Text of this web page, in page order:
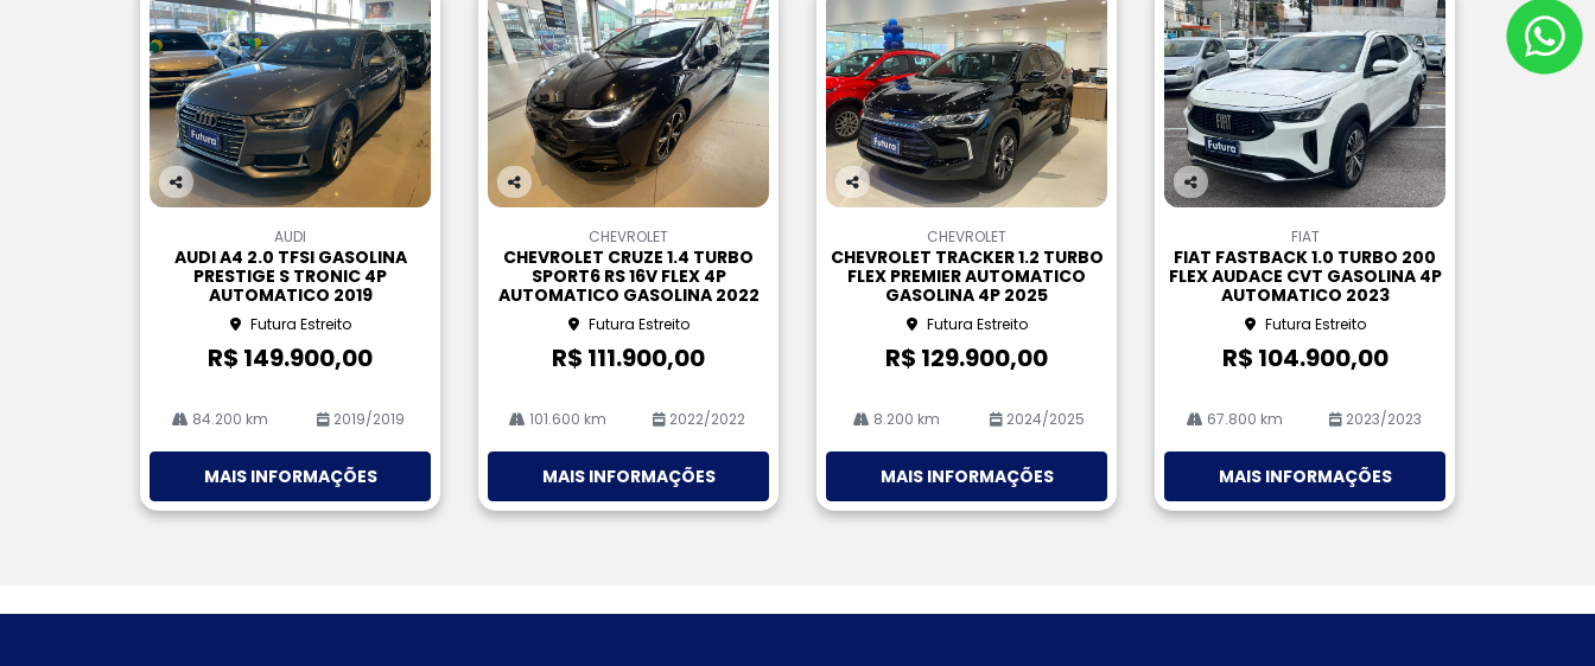
Co
rtil
AUDI
AUDI A4 2.0 TFSI GASOLINA
PRESTIGE S TRONIC 4P
AUTOMATICO 2019
Futura Estreito
R$ 149.900,00
84.200 km 2019/2019
MAIS INFORMAÇÕES
Co
rtil
he
CHEVROLET
CHEVROLET CRUZE 1.4 TURBO
SPORT6 RS 16V FLEX 4P
AUTOMATICO GASOLINA 2022
Futura Estreito
R$ 111.900,00
101.600 km 2022/2022
MAIS INFORMAÇÕES
Co
rtil
he
CHEVROLET
CHEVROLET TRACKER 1.2 TURBO
FLEX PREMIER AUTOMATICO
GASOLINA 4P 2025
Futura Estreito
R$ 129.900,00
8.200 km 2024/2025
MAIS INFORMAÇÕES
Co
rtil
he
FIAT
FIAT FASTBACK 1.0 TURBO 200
FLEX AUDACE CVT GASOLINA 4P
AUTOMATICO 2023
Futura Estreito
R$ 104.900,00
67.800 km 2023/2023
MAIS INFORMAÇÕES